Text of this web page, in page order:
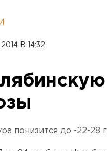
В 14:32
понизится до -22-28